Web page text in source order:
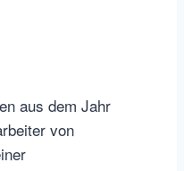
aus dem Jahr
von